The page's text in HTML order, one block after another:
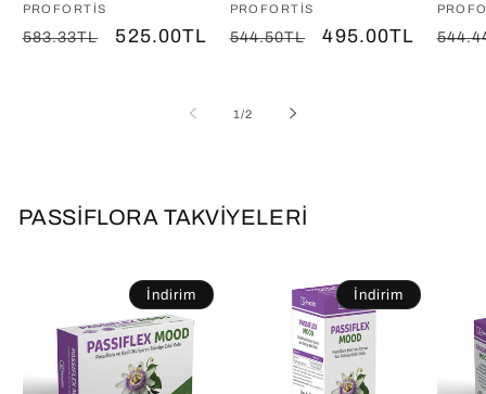
Satıcı:
PROFORTIS
Normal
583.33TL
İndirimli
525.00TL
Satıcı:
PROFORTIS
Normal
544.50TL
İndirimli
495.00TL
1//2
PASSİFLORA TAKVİYELERİ
İndirim İndirim